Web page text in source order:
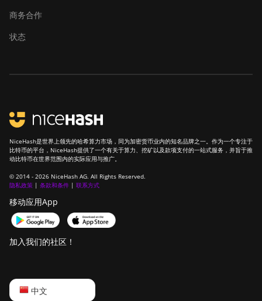
商务合作
状态
NiceHash是世界上领先的哈希算力市场，同为加密货币业内的知名品牌之一。作为一个专注于
比特币的平台，NiceHash提供了一个有关于算力、挖矿以及款项支付的一站式服务，并旨于推
动比特币在世界范围内的实际应用与推广。
© 2014 - 2026 NiceHash AG. All Rights Reserved.
隐私政策 | 条款和条件 | 联系方式
移动应用App
加入我们的社区！
中文
English